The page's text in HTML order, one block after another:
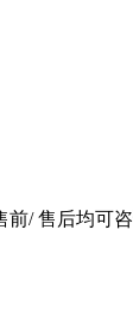
前/ 售后均可